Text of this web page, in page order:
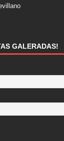
GALERADAS!